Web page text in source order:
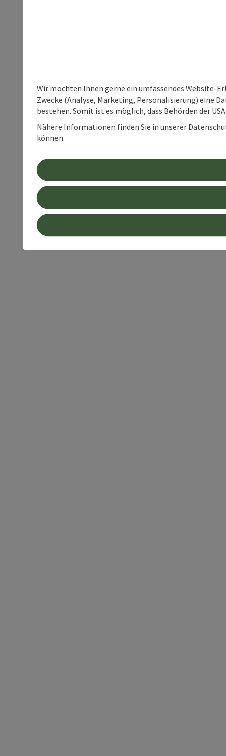
Wir möchten Ihnen gerne ein umfassendes Website-
Zwecke (Analyse, Marketing, Personalisierung) eine
bestehen. Somit ist es möglich, dass Behörden der
Nähere Informationen finden Sie in unserer
können.